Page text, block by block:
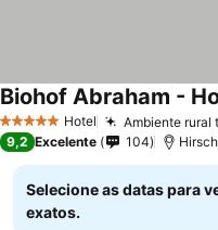
5 Estrelas Hotel Ambiente rural
Biohof Abraham -
9,2 Excelente 104
Selecione as datas para
exatos.